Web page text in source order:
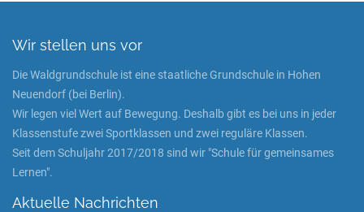
Wir stellen uns vor
Die Waldgrundschule ist eine staatliche Grundschule in Hohen
Neuendorf (bei Berlin).
Wir legen viel Wert auf Bewegung. Deshalb gibt es bei uns in jeder
Klassenstufe zwei Sportklassen und zwei reguläre Klassen.
Seit dem Schuljahr 2017/2018 sind wir "Schule für gemeinsames
Lernen".
Aktuelle Nachrichten